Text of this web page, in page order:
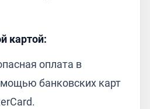
картой:
оплата в
банковских карт